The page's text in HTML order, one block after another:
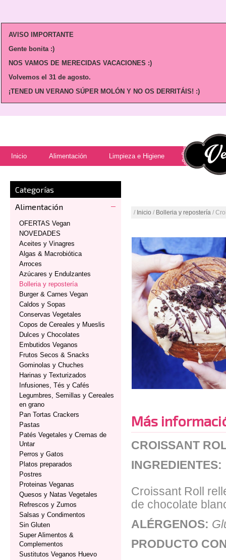
AVISO IMPORTANTE
Gente bonita :)
NOS VAMOS DE MERECIDAS VACACIONES :)
Volvemos el 31 de agosto.
¡TENED UN VERANO SÚPER MOLÓN Y NO OS DERRITÁIS! :)
Inicio Alimentación Limpieza e Higiene
Categorías
Alimentación
OFERTAS Vegan
NOVEDADES
Aceites y Vinagres
Algas & Macrobiótica
Arroces
Azúcares y Endulzantes
Bolleria y repostería
Burger & Carnes Vegan
Caldos y Sopas
Conservas Vegetales
Copos de Cereales y Mueslis
Dulces y Chocolates
Embutidos Veganos
Frutos Secos & Snacks
Gominolas y Chuches
Harinas y Texturizados
Infusiones, Tés y Cafés
Legumbres, Semillas y Cereales
en grano
Pan Tortas Crackers
Pastas
Patés Vegetales y Cremas de
Untar
Perros y Gatos
Platos preparados
Postres
Proteinas Veganas
Quesos y Natas Vegetales
Refrescos y Zumos
Salsas y Condimentos
Sin Gluten
Super Alimentos &
Complementos
Sustitutos Veganos Huevo
/ Inicio / Bolleria y repostería /
Más
CROISSANT
INGREDIENTES:
Croissant Roll
de chocolate
ALÉRGENOS:
PRODUCTO